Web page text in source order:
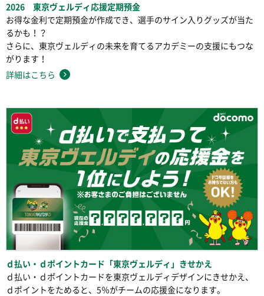
2026 東京ヴェルディ応援定期預金
お得な金利で定期預金が作成でき、選手のサイン入りグッズが当た
るかも！？
さらに、東京ヴェルディの未来を育てるアカデミーの支援にもつな
がります！
詳細はこちら
ｄ払い・ｄポイントカード「東京ヴェルディ」きせかえ
ｄ払い・ｄポイントカードを東京ヴェルディデザインにきせかえ、
ｄポイントをためると、5％がチームの応援金になります。